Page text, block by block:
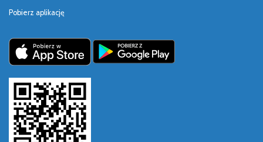
Pobierz aplikację